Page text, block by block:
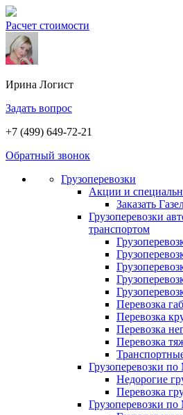
Расчет стоимости
Ирина Логист
Задать вопрос
+7 (499) 649-72-21
Обратный звонок
Грузоперевозки
Акции и
Заказать
Грузоперевозки
транспортом
Перевозка
Перевозка
Перевозка
Перевозка
Грузоперевозки
Недорогие
Перевозка
Грузоперевозки